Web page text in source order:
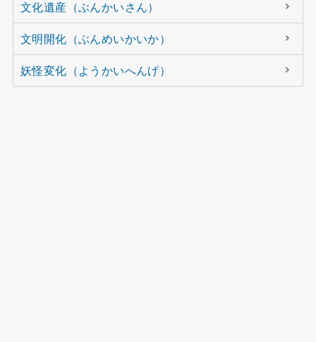
文化遺産（ぶんかいさん）
文明開化（ぶんめいかいか）
妖怪変化（ようかいへんげ）